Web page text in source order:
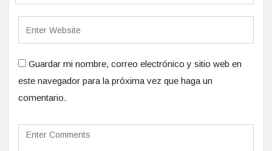
Guardar mi nombre, correo electrónico y sitio web en
este navegador para la próxima vez que haga un
comentario.